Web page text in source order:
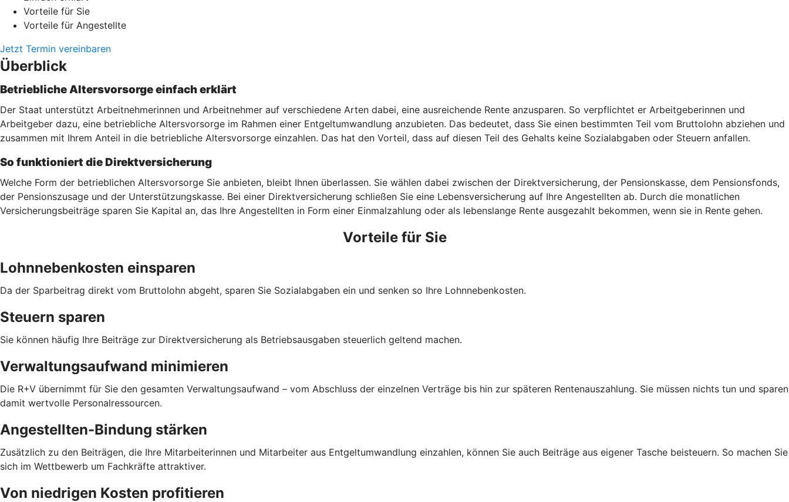
Vorteile für Sie
Vorteile für Angestellte
Jetzt Termin vereinbaren
Überblick
Betriebliche Altersvorsorge einfach erklärt
Der Staat unterstützt Arbeitnehmerinnen und Arbeitnehmer auf verschiedene Arten dabei, eine ausreichende Rente anzusparen. So verpflichtet er Arbeitgeberinnen und
Arbeitgeber dazu, eine betriebliche Altersvorsorge im Rahmen einer Entgeltumwandlung anzubieten. Das bedeutet, dass Sie einen bestimmten Teil vom Bruttolohn abziehen und
zusammen mit Ihrem Anteil in die betriebliche Altersvorsorge einzahlen. Das hat den Vorteil, dass auf diesen Teil des Gehalts keine Sozialabgaben oder Steuern anfallen.
So funktioniert die Direktversicherung
Welche Form der betrieblichen Altersvorsorge Sie anbieten, bleibt Ihnen überlassen. Sie wählen dabei zwischen der Direktversicherung, der Pensionskasse, dem Pensionsfonds,
der Pensionszusage und der Unterstützungskasse. Bei einer Direktversicherung schließen Sie eine Lebensversicherung auf Ihre Angestellten ab. Durch die monatlichen
Versicherungsbeiträge sparen Sie Kapital an, das Ihre Angestellten in Form einer Einmalzahlung oder als lebenslange Rente ausgezahlt bekommen, wenn sie in Rente gehen.
Vorteile für Sie
Lohnnebenkosten einsparen
Da der Sparbeitrag direkt vom Bruttolohn abgeht, sparen Sie Sozialabgaben ein und senken so Ihre Lohnnebenkosten.
Steuern sparen
Sie können häufig Ihre Beiträge zur Direktversicherung als Betriebsausgaben steuerlich geltend machen.
Verwaltungsaufwand minimieren
Die R+V übernimmt für Sie den gesamten Verwaltungsaufwand – vom Abschluss der einzelnen Verträge bis hin zur späteren Rentenauszahlung. Sie müssen nichts tun und sparen
damit wertvolle Personalressourcen.
Angestellten-Bindung stärken
Zusätzlich zu den Beiträgen, die Ihre Mitarbeiterinnen und Mitarbeiter aus Entgeltumwandlung einzahlen, können Sie auch Beiträge aus eigener Tasche beisteuern. So machen Sie
sich im Wettbewerb um Fachkräfte attraktiver.
Von niedrigen Kosten profitieren